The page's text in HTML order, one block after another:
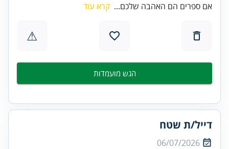
אם ספרים הם האהבה שלכם... קרא עוד
⚠
הגש מועמדות
דייל/ת שטח
06/07/2026